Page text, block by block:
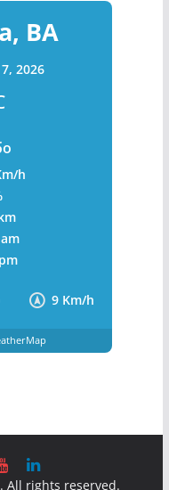
BA
2026
9 Km/h
h
. All rights reserved.